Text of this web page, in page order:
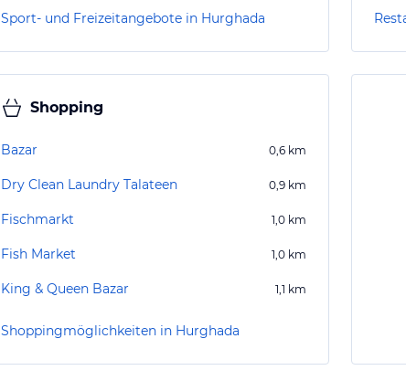
Sport- und Freizeitangebote in Hurghada
Shopping
Bazar 0,6 km
Dry Clean Laundry Talateen 0,9 km
Fischmarkt 1,0 km
Fish Market 1,0 km
King & Queen Bazar 1,1 km
Shoppingmöglichkeiten in Hurghada